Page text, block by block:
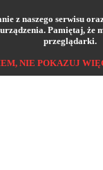
z naszego serwisu
Pamiętaj, że
przeglądarki.
NIE POKAZUJ